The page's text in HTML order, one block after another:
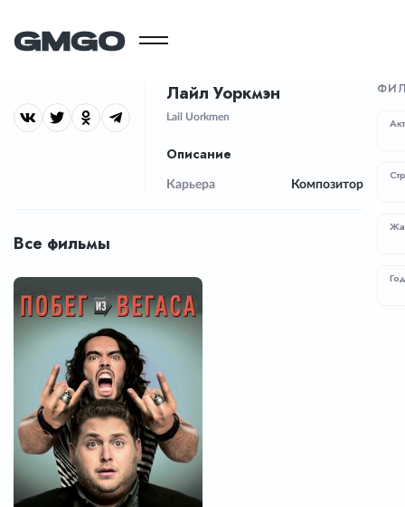
Лайл Уоркмэн
Lail Uorkmen
Описание
Карьера Композитор
Все фильмы